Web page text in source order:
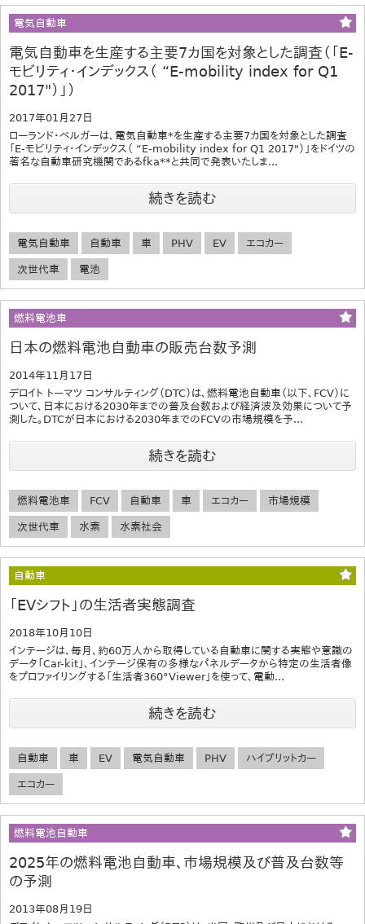
電気自動車
電気自動車を生産する主要7カ国を対象とした調査（「E-
モビリティ・インデックス（ “E-mobility index for Q1
2017"）」）
2017年01月27日
ローランド・ベルガーは、電気自動車*を生産する主要7カ国を対象とした調査
「E-モビリティ・インデックス（ “E-mobility index for Q1 2017"）」をドイツの
著名な自動車研究機関であるfka**と共同で発表いたしま...
続きを読む
電気自動車 自動車 車 PHV EV エコカー
次世代車 電池
燃料電池車
日本の燃料電池自動車の販売台数予測
2014年11月17日
デロイト トーマツ コンサルティング（DTC）は、燃料電池自動車（以下、FCV）に
ついて、日本における2030年までの普及台数および経済波及効果について予
測した。DTCが日本における2030年までのFCVの市場規模を予...
続きを読む
燃料電池車 FCV 自動車 車 エコカー 市場規模
次世代車 水素 水素社会
自動車
「EVシフト」の生活者実態調査
2018年10月10日
インテージは、毎月、約60万人から取得している自動車に関する実態や意識の
データ「Car-kit」、インテージ保有の多様なパネルデータから特定の生活者像
をプロファイリングする「生活者360°Viewer」を使って、電動...
続きを読む
自動車 車 EV 電気自動車 PHV ハイブリットカー
エコカー
燃料電池自動車
2025年の燃料電池自動車、市場規模及び普及台数等
の予測
2013年08月19日